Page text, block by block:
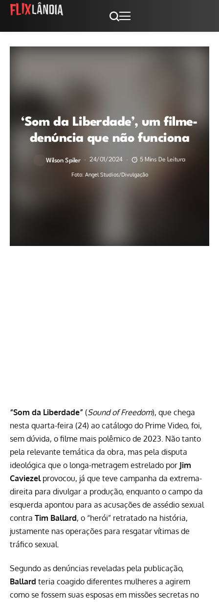
‘Som da Liberdade’, um filme-
denúncia que não funciona
Wilson Spiler 24/01/2024 5 Mins De Leitura
Foto: Angel Studios/Divulgação
“Som da Liberdade” (Sound of Freedom), que chega
nesta quarta-feira (24) ao catálogo do Prime Video, foi,
sem dúvida, o filme mais polêmico de 2023. Não tanto
pela relevante temática da obra, mas pela disputa
ideológica que o longa-metragem estrelado por Jim
Caviezelprovocou, já que teve campanha da extrema-
direita para divulgar a produção, enquanto o campo da
esquerda apontou para as acusações de assédio sexual
contra Tim Ballard, o “herói” retratado na história,
justamente nas operações para resgatar vítimas de
tráfico sexual.
Segundo as denúncias reveladas pela publicação,
Ballard teria coagido diferentes mulheres a agirem
como se fossem suas esposas em missões secretas no